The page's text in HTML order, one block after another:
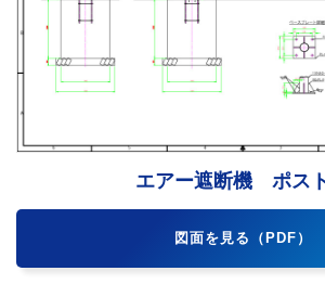
エアー遮断機 ポス
図面を見る（PDF）